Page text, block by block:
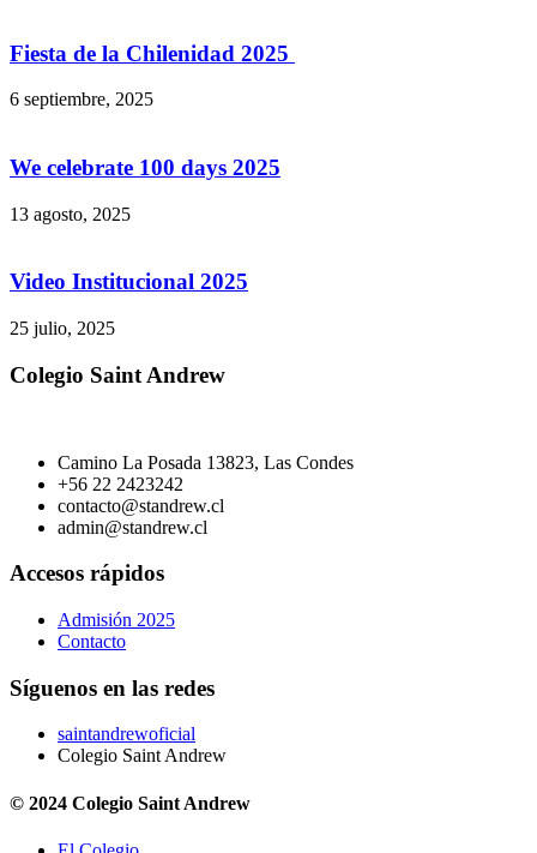
Fiesta de la Chilenidad 2025
6 septiembre, 2025
We celebrate 100 days 2025
13 agosto, 2025
Video Institucional 2025
25 julio, 2025
Colegio Saint Andrew
Camino La Posada 13823, Las Condes
+56 22 2423242
contacto@standrew.cl
admin@standrew.cl
Accesos rápidos
Admisión 2025
Contacto
Síguenos en las redes
saintandrewoficial
Colegio Saint Andrew
© 2024 Colegio Saint Andrew